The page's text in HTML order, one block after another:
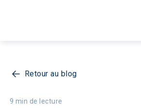
Retour au blog
9 min de lecture